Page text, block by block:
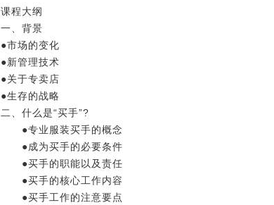
课程大纲
一、背景
●市场的变化
●新管理技术
●关于专卖店
●生存的战略
二、什么是“买手”?
●专业服装买手的概念
●成为买手的必要条件
●买手的职能以及责任
●买手的核心工作内容
●买手工作的注意要点